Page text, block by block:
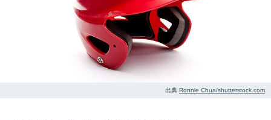
出典 Ronnie Chua/shutterstock.com